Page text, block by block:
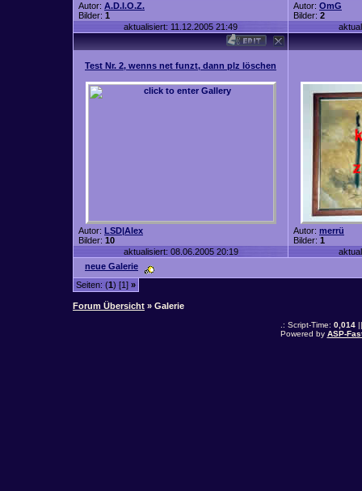
Autor: A.D.I.O.Z.
Bilder: 1
aktualisiert: 11.12.2005 21:49
Autor: OmG
Bilder: 2
Test Nr. 2, wenns net funzt, dann plz löschen
Autor: LSD|Alex
Bilder: 10
aktualisiert: 08.06.2005 20:19
Autor: merrü
Bilder: 1
neue Galerie
Seiten: (1) [1] »
Forum Übersicht » Galerie
.: Script-Time: 0,014||
Powered by ASP-